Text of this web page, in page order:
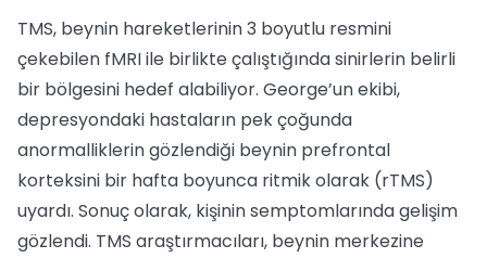
TMS, beynin hareketlerinin 3 boyutlu resmini
çekebilen fMRI ile birlikte çalıştığında sinirlerin belirli
bir bölgesini hedef alabiliyor. George’un ekibi,
depresyondaki hastaların pek çoğunda
anormalliklerin gözlendiği beynin prefrontal
korteksini bir hafta boyunca ritmik olarak (rTMS)
uyardı. Sonuç olarak, kişinin semptomlarında gelişim
gözlendi. TMS araştırmacıları, beynin merkezine